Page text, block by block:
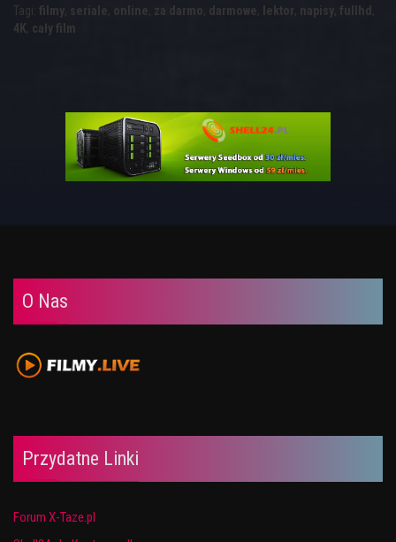
Tagi: filmy, seriale, online, za darmo, darmowe, lektor, napisy, fullhd ,
4K, cały film
O Nas
Przydatne Linki
Forum X-Taze.pl